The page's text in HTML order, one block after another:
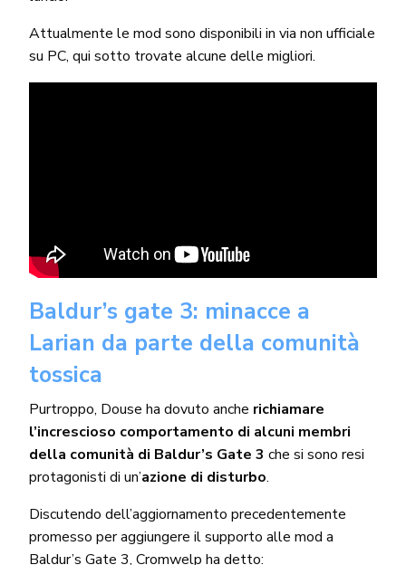
Attualmente le mod sono disponibili in via non ufficiale
su PC, qui sotto trovate alcune delle migliori.
Baldur’s gate 3: minacce a
Larian da parte della comunità
tossica
Purtroppo, Douse ha dovuto anche richiamare
l’increscioso comportamento di alcuni membri
della comunità di Baldur’s Gate 3 che si sono resi
protagonisti di un’azione di disturbo.
Discutendo dell’aggiornamento precedentemente
promesso per aggiungere il supporto alle mod a
Baldur’s Gate 3, Cromwelp ha detto: